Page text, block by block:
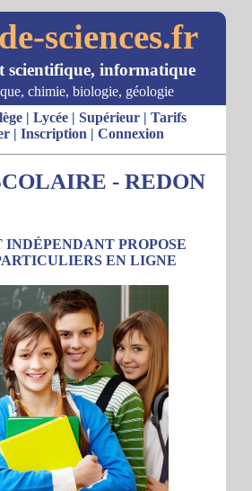
sciences.fr
scientifique, informatique
chimie, biologie, géologie
| Lycée| Supérieur| Tarifs
| Inscription | Connexion
- REDON
INDÉPENDANT PROPOSE
EN LIGNE